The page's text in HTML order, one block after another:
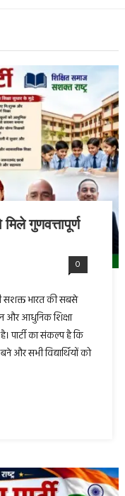
मिले गुणवत्तापूर्ण
0
ही सशक्त भारत की सबसे
और आधुनिक शिक्षा
पार्टी का संकल्प है कि
और सभी विद्यार्थियों को